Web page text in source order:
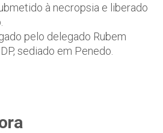
à necropsia e liberado
pelo delegado Rubem
sediado em Penedo.